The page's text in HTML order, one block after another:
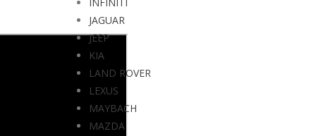
JAGUAR
JEEP
KIA
LAND ROVER
LEXUS
MAYBACH
MAZDA